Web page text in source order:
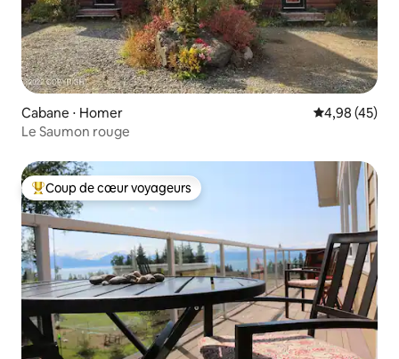
Cabane ⋅ Homer Évaluation
4,98 (45)
Le Saumon rouge
Coups de cœur voyageurs les plus appréciés
Coup de cœur voyageurs